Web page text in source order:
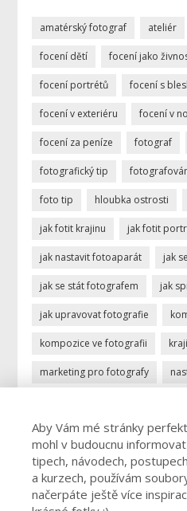
amatérský fotograf ateliér
focení dětí focení jako
focení portrétů focení s
focení v exteriéru focení v
focení za peníze fotograf
fotografický tip
foto tip hloubka ostrosti
jak fotit krajinu jak fotit
jak nastavit fotoaparát jak
jak se stát fotografem jak
jak upravovat fotografie
kompozice ve fotografii
marketing pro fotografy
profese fotograf
vydělávání focením úprava
živnost fotograf
Aby Vám mé stránky
mohl v budoucnu
tipech, návodech,
a kurzech, používám
načerpáte ještě více